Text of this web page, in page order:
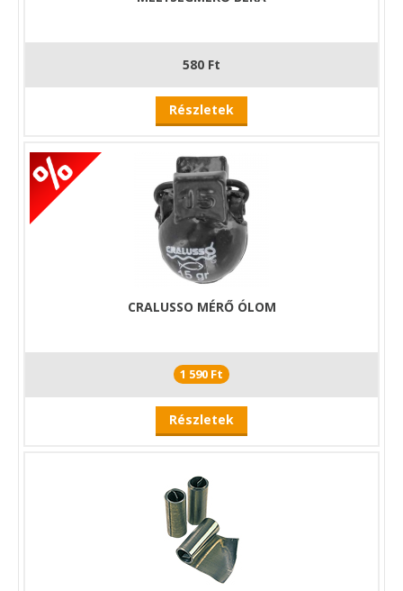
580 Ft
Részletek
CRALUSSO MÉRŐ ÓLOM
1 590 Ft
Részletek